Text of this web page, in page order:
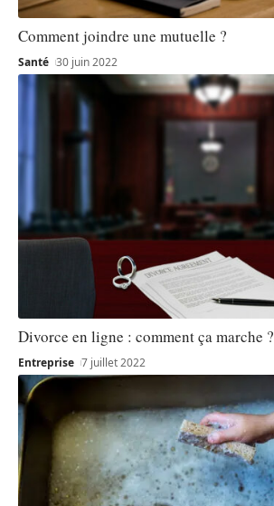
Comment joindre une mutuelle ?
Santé 30 juin 2022
Divorce en ligne : comment ça marche ?
Entreprise 7 juillet 2022